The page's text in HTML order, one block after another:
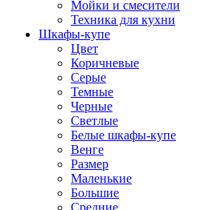
Мойки и смесители
Техника для кухни
Шкафы-купе
Цвет
Коричневые
Серые
Темные
Черные
Светлые
Белые шкафы-купе
Венге
Размер
Маленькие
Большие
Средние